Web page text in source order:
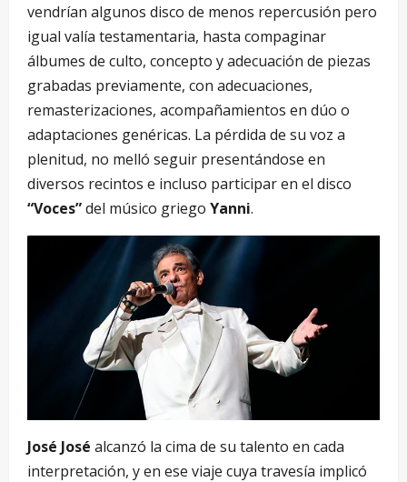
vendrían algunos disco de menos repercusión pero
igual valía testamentaria, hasta compaginar
álbumes de culto, concepto y adecuación de piezas
grabadas previamente, con adecuaciones,
remasterizaciones, acompañamientos en dúo o
adaptaciones genéricas. La pérdida de su voz a
plenitud, no melló seguir presentándose en
diversos recintos e incluso participar en el disco
“Voces”del músico griego Yanni.
José José alcanzó la cima de su talento en cada
interpretación, y en ese viaje cuya travesía implicó